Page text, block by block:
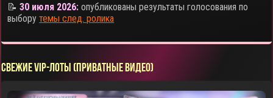
📝30 июля 2026: опубликованы результаты голосования по
выборутемы след. ролика
СВЕЖИЕ VIP-ЛОТЫ (ПРИВАТНЫЕ ВИДЕО)